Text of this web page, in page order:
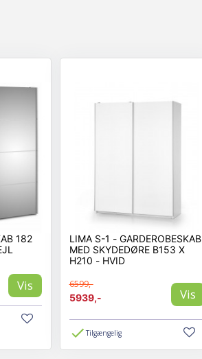
182
Vis
LIMA S-1 - GARDEROBESKAB
MED SKYDEDØRE B153 X
H210 - HVID
6599,-
5939,-
Vis
Tilgængelig